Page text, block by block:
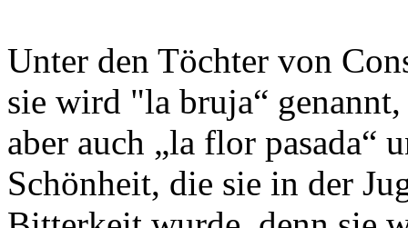
Unter den Töchter von
sie wird "la bruja“
aber auch „la flor pasada“
Schönheit, die sie in der